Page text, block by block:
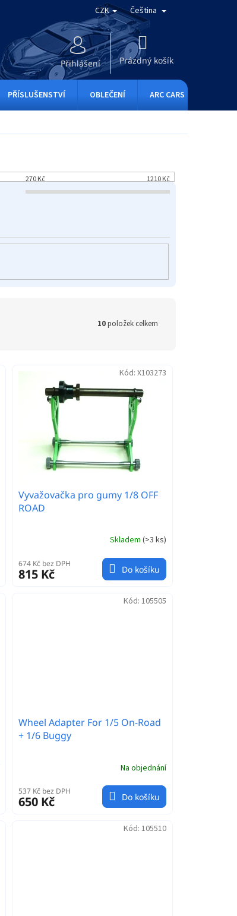
CZK Čeština
Přihlášení
KOŠÍK
Prázdný košík
PŘÍSLUŠENSTVÍ OBLEČENÍ ARC CARS
10položek celkem
270Kč 1210Kč
Vyvažovačka pro gumy 1/8 OFF
ROAD
Skladem (>3 ks)
674 Kč bez DPH
815 Kč Do košíku
Kód: X103273
Wheel Adapter For 1/5 On-Road
+ 1/6 Buggy
Na objednání
537 Kč bez DPH
650 Kč Do košíku
Kód: 105505
Kód: 105510